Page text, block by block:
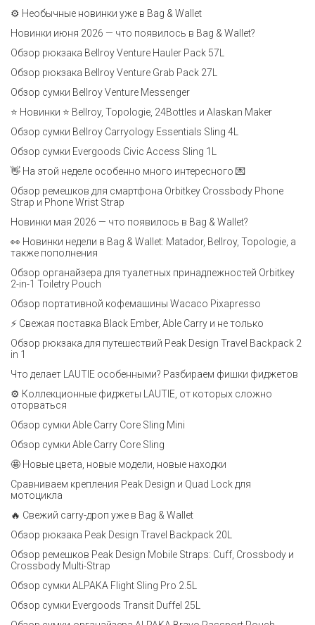
⚙️ Необычные новинки уже в Bag & Wallet
Новинки июня 2026 — что появилось в Bag & Wallet?
Обзор рюкзака Bellroy Venture Hauler Pack 57L
Обзор рюкзака Bellroy Venture Grab Pack 27L
Обзор сумки Bellroy Venture Messenger
⭐ Новинки ⭐ Bellroy, Topologie, 24Bottles и Alaskan Maker
Обзор сумки Bellroy Carryology Essentials Sling 4L
Обзор сумки Evergoods Civic Access Sling 1L
👋 На этой неделе особенно много интересного 💌
Обзор ремешков для смартфона Orbitkey Crossbody Phone
Strap и Phone Wrist Strap
Новинки мая 2026 — что появилось в Bag & Wallet?
👀 Новинки недели в Bag & Wallet: Matador, Bellroy, Topologie, а
также пополнения
Обзор органайзера для туалетных принадлежностей Orbitkey
2-in-1 Toiletry Pouch
Обзор портативной кофемашины Wacaco Pixapresso
⚡ Свежая поставка Black Ember, Able Carry и не только
Обзор рюкзака для путешествий Peak Design Travel Backpack 2
in 1
Что делает LAUTIE особенными? Разбираем фишки фиджетов
⚙️ Коллекционные фиджеты LAUTIE, от которых сложно
оторваться
Обзор сумки Able Carry Core Sling Mini
Обзор сумки Able Carry Core Sling
🤩 Новые цвета, новые модели, новые находки
Сравниваем крепления Peak Design и Quad Lock для
мотоцикла
🔥 Свежий carry-дроп уже в Bag & Wallet
Обзор рюкзака Peak Design Travel Backpack 20L
Обзор ремешков Peak Design Mobile Straps: Cuff, Crossbody и
Crossbody Multi-Strap
Обзор сумки ALPAKA Flight Sling Pro 2.5L
Обзор сумки Evergoods Transit Duffel 25L